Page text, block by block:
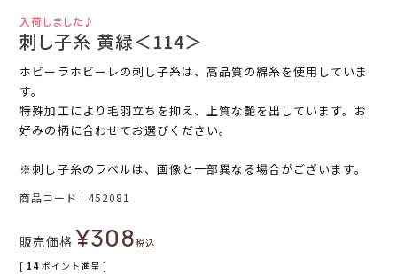
入荷しました♪
刺し子糸 黄緑＜114＞
ホビーラホビーレの刺し子糸は、高品質の綿糸を使用していま
す。
特殊加工により毛羽立ちを抑え、上質な艶を出しています。お
好みの柄に合わせてお選びください。
※刺し子糸のラベルは、画像と一部異なる場合がございます。
商品コード 452081
販売価格 ¥308税込
[ 14 ポイント進呈 ]